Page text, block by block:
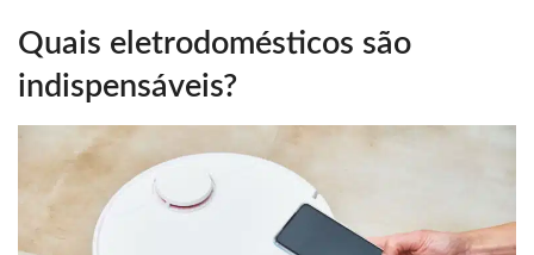
Quais eletrodomésticos são
indispensáveis?